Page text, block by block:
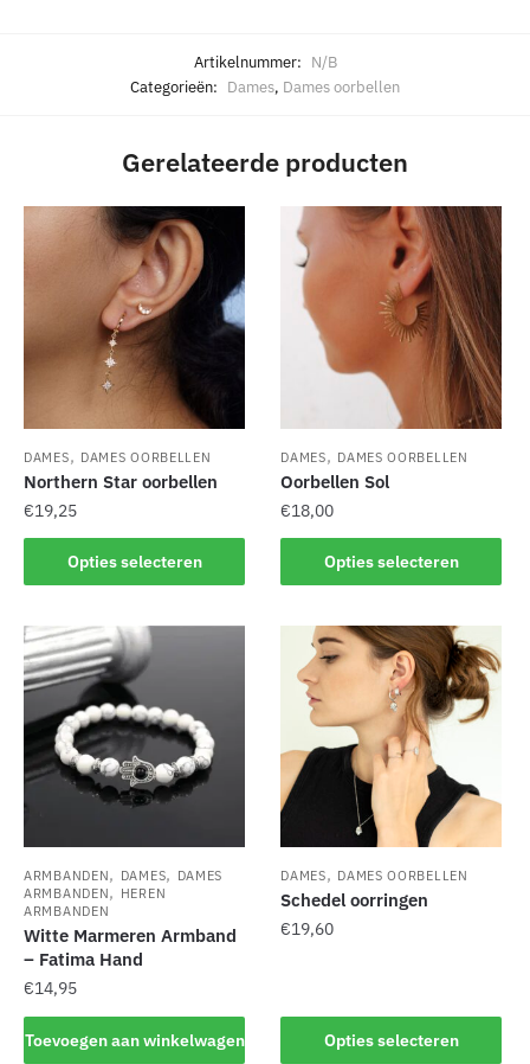
Artikelnummer: N/B
Categorieën: Dames, Dames oorbellen
Gerelateerde producten
DAMES, DAMES OORBELLEN
Northern Star oorbellen
€19,25
Opties selecteren
product
meerdere
variaties.
Deze
optie
kan
gekozen
worden
de
productpagina
DAMES, DAMES OORBELLEN
Oorbellen Sol
€18,00
Opties selecteren
product
meerdere
variaties.
Deze
optie
kan
gekozen
worden
de
productpagina
ARMBANDEN, DAMES, DAMES
ARMBANDEN, HEREN
ARMBANDEN
Witte Marmeren Armband
– Fatima Hand
€14,95
Toevoegen aan winkelwagen
DAMES, DAMES OORBELLEN
Schedel oorringen
€19,60
Opties selecteren
meerdere